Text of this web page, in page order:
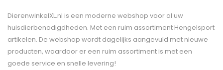
DierenwinkelXL.nl is een moderne webshop voor al uw
huisdierbenodigdheden. Met een ruim assortiment Hengelsport
artikelen. De webshop wordt dagelijks aangevuld met nieuwe
producten, waardoor er een ruim assortiment is met een
goede service en snelle levering!